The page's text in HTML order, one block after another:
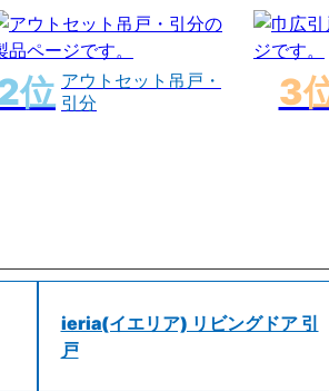
アウトセット吊戸・
引分
ieria(イエリア) リビングドア 引
戸